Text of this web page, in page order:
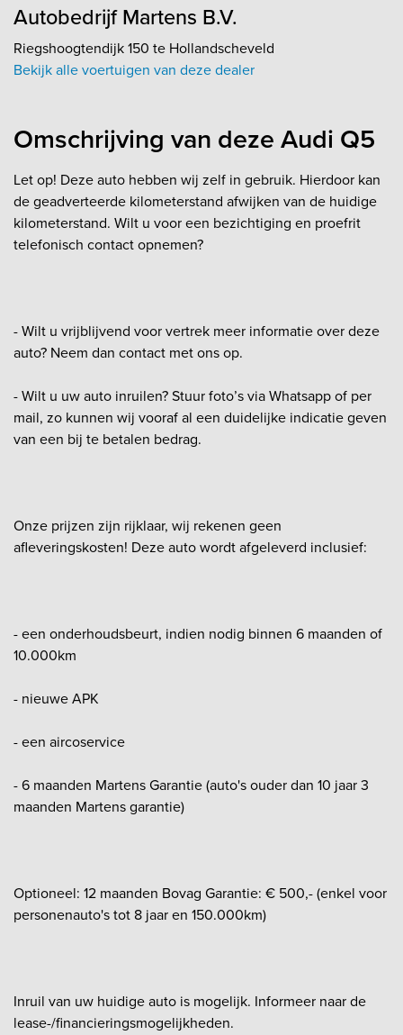
Autobedrijf Martens B.V.
Riegshoogtendijk 150 te Hollandscheveld
Bekijk alle voertuigen van deze dealer
Omschrijving van deze Audi Q5
Let op! Deze auto hebben wij zelf in gebruik. Hierdoor kan
de geadverteerde kilometerstand afwijken van de huidige
kilometerstand. Wilt u voor een bezichtiging en proefrit
telefonisch contact opnemen?
- Wilt u vrijblijvend voor vertrek meer informatie over deze
auto? Neem dan contact met ons op.
- Wilt u uw auto inruilen? Stuur foto’s via Whatsapp of per
mail, zo kunnen wij vooraf al een duidelijke indicatie geven
van een bij te betalen bedrag.
Onze prijzen zijn rijklaar, wij rekenen geen
afleveringskosten! Deze auto wordt afgeleverd inclusief:
- een onderhoudsbeurt, indien nodig binnen 6 maanden of
10.000km
- nieuwe APK
- een aircoservice
- 6 maanden Martens Garantie (auto's ouder dan 10 jaar 3
maanden Martens garantie)
Optioneel: 12 maanden Bovag Garantie: € 500,- (enkel voor
personenauto's tot 8 jaar en 150.000km)
Inruil van uw huidige auto is mogelijk. Informeer naar de
lease-/financieringsmogelijkheden.